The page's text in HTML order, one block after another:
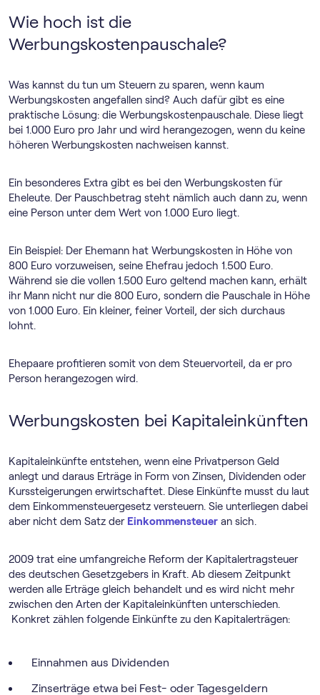
Wie hoch ist die
Werbungskostenpauschale?
Was kannst du tun um Steuern zu sparen, wenn kaum
Werbungskosten angefallen sind? Auch dafür gibt es eine
praktische Lösung: die Werbungskostenpauschale. Diese liegt
bei 1.000 Euro pro Jahr und wird herangezogen, wenn du keine
höheren Werbungskosten nachweisen kannst.
Ein besonderes Extra gibt es bei den Werbungskosten für
Eheleute. Der Pauschbetrag steht nämlich auch dann zu, wenn
eine Person unter dem Wert von 1.000 Euro liegt.
Ein Beispiel: Der Ehemann hat Werbungskosten in Höhe von
800 Euro vorzuweisen, seine Ehefrau jedoch 1.500 Euro.
Während sie die vollen 1.500 Euro geltend machen kann, erhält
ihr Mann nicht nur die 800 Euro, sondern die Pauschale in Höhe
von 1.000 Euro. Ein kleiner, feiner Vorteil, der sich durchaus
lohnt.
Ehepaare profitieren somit von dem Steuervorteil, da er pro
Person herangezogen wird.
Werbungskosten bei Kapitaleinkünften
Kapitaleinkünfte entstehen, wenn eine Privatperson Geld
anlegt und daraus Erträge in Form von Zinsen, Dividenden oder
Kurssteigerungen erwirtschaftet. Diese Einkünfte musst du laut
dem Einkommensteuergesetz versteuern. Sie unterliegen dabei
aber nicht dem Satz der Einkommensteuer an sich.
2009 trat eine umfangreiche Reform der Kapitalertragsteuer
des deutschen Gesetzgebers in Kraft. Ab diesem Zeitpunkt
werden alle Erträge gleich behandelt und es wird nicht mehr
zwischen den Arten der Kapitaleinkünften unterschieden.
Konkret zählen folgende Einkünfte zu den Kapitalerträgen:
Einnahmen aus Dividenden
Zinserträge etwa bei Fest- oder Tagesgeldern